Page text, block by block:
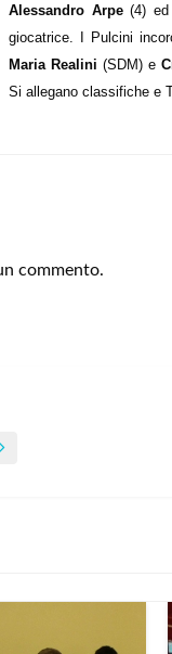
Alessandro Arpe(4) ed
giocatrice. I Pulcini
Maria Realini (SDM) e
Si allegano classifiche e
commento.